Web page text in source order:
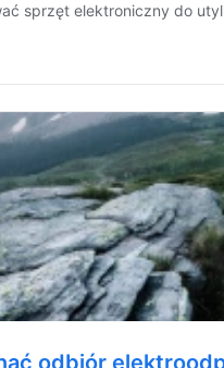
sprzęt elektroniczny do
odbiór